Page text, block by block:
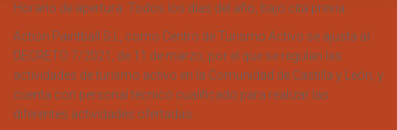
Horario de apertura: Todos los días del año, bajo cita previa.
Action Paintball S.L, como Centro de Turismo Activo se ajusta al
DECRETO 7/2021, de 11 de marzo, por el que se regulan las
actividades de turismo activo en la Comunidad de Castilla y León, y
cuenta con personal técnico cualificado para realizar las
diferentes actividades ofertadas.